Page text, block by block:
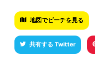
地図でビーチを見る
共有する Twitter